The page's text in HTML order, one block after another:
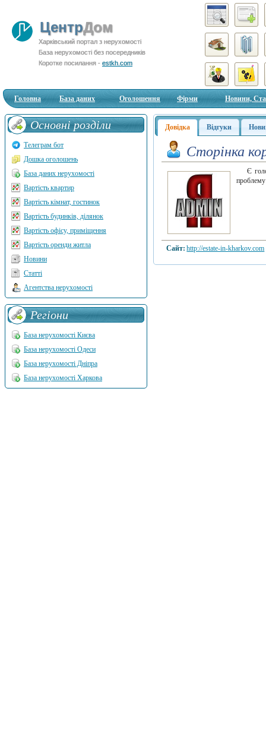
ЦентрДом
Харківський портал з нерухомості
База нерухомості без посередників
Коротке посилання - estkh.com
Головна База даних Оголошення Фірми Новини,
Довідка Відгуки
Сторінка
Є
проблему
Сайт:http://estate-in-kharkov.com
Основні розділи
Телеграм бот
Дошка оголошень
База даних нерухомості
Вартість квартир
Вартість кімнат, гостинок
Вартість будинків, ділянок
Вартість офісу, приміщення
Вартість оренди житла
Новини
Статті
Агентства нерухомості
Регіони
База нерухомості Києва
База нерухомості Одеси
База нерухомості Дніпра
База нерухомості Харкова